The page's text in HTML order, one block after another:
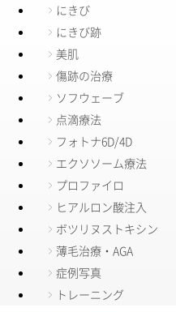
にきび
にきび跡
美肌
傷跡の治療
ソフウェーブ
点滴療法
フォトナ6D/4D
エクソソーム療法
プロファイロ
ヒアルロン酸注入
ボツリヌストキシン
薄毛治療・AGA
症例写真
トレーニング